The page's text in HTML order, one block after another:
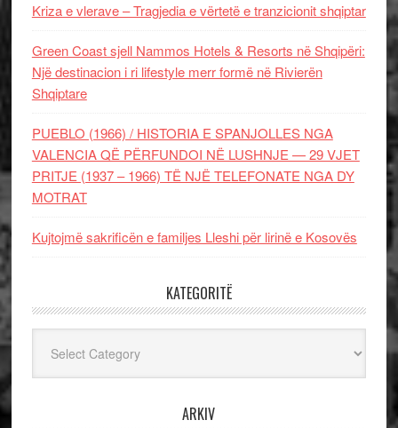
Kriza e vlerave – Tragjedia e vërtetë e tranzicionit shqiptar
Green Coast sjell Nammos Hotels & Resorts në Shqipëri:
Një destinacion i ri lifestyle merr formë në Rivierën
Shqiptare
PUEBLO (1966) / HISTORIA E SPANJOLLES NGA
VALENCIA QË PËRFUNDOI NË LUSHNJE — 29 VJET
PRITJE (1937 – 1966) TË NJË TELEFONATE NGA DY
MOTRAT
Kujtojmë sakrificën e familjes Lleshi për lirinë e Kosovës
KATEGORITË
ARKIV